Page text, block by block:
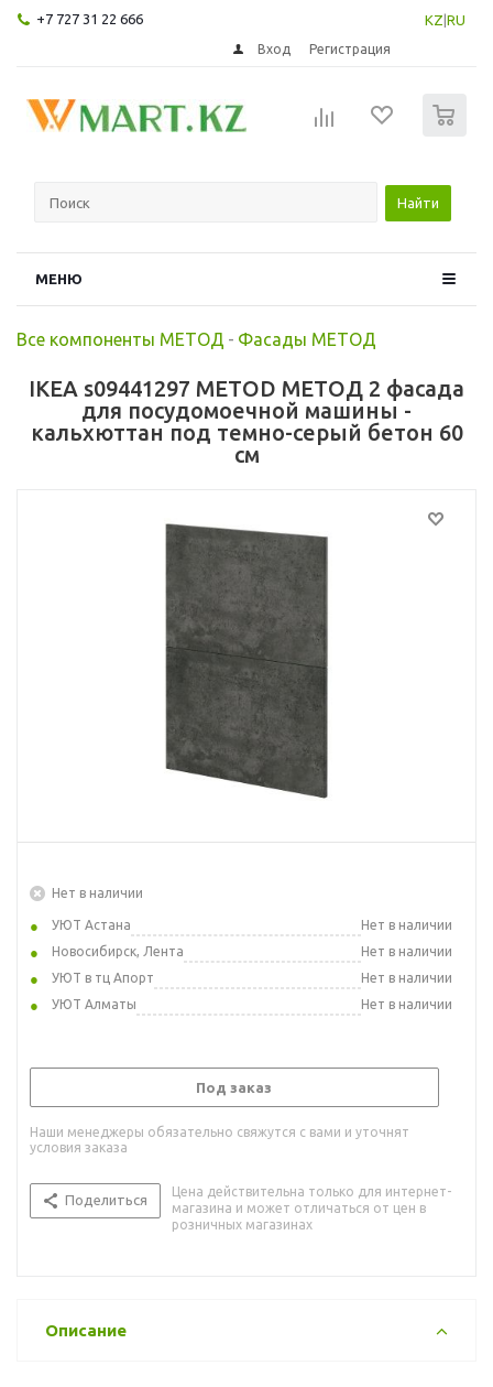
+7 727 31 22 666 KZ RU
Вход Регистрация
Найти
МЕНЮ
Все компоненты МЕТОД - Фасады МЕТОД
IKEA s09441297 METOD МЕТОД 2 фасада
для посудомоечной машины -
кальхюттан под темно-серый бетон 60
см
Нет в наличии
УЮТ Астана
Нет в наличии
Новосибирск, Лента
Нет в наличии
УЮТ в тц Апорт
Нет в наличии
УЮТ Алматы
Нет в наличии
Под заказ
Наши менеджеры обязательно свяжутся с вами и уточнят
условия заказа
Поделиться
Цена действительна только для интернет-
магазина и может отличаться от цен в
розничных магазинах
Описание